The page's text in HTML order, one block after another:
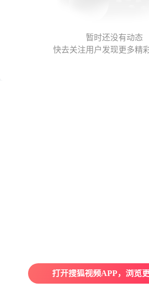
暂时还没有动态
快去关注用户发现更多精
打开搜狐视频APP，浏览